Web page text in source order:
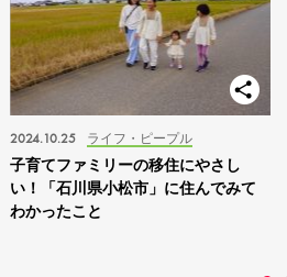
ライフ・ピープル
2024.10.25
子育てファミリーの移住にやさし
い！「石川県小松市」に住んでみて
わかったこと